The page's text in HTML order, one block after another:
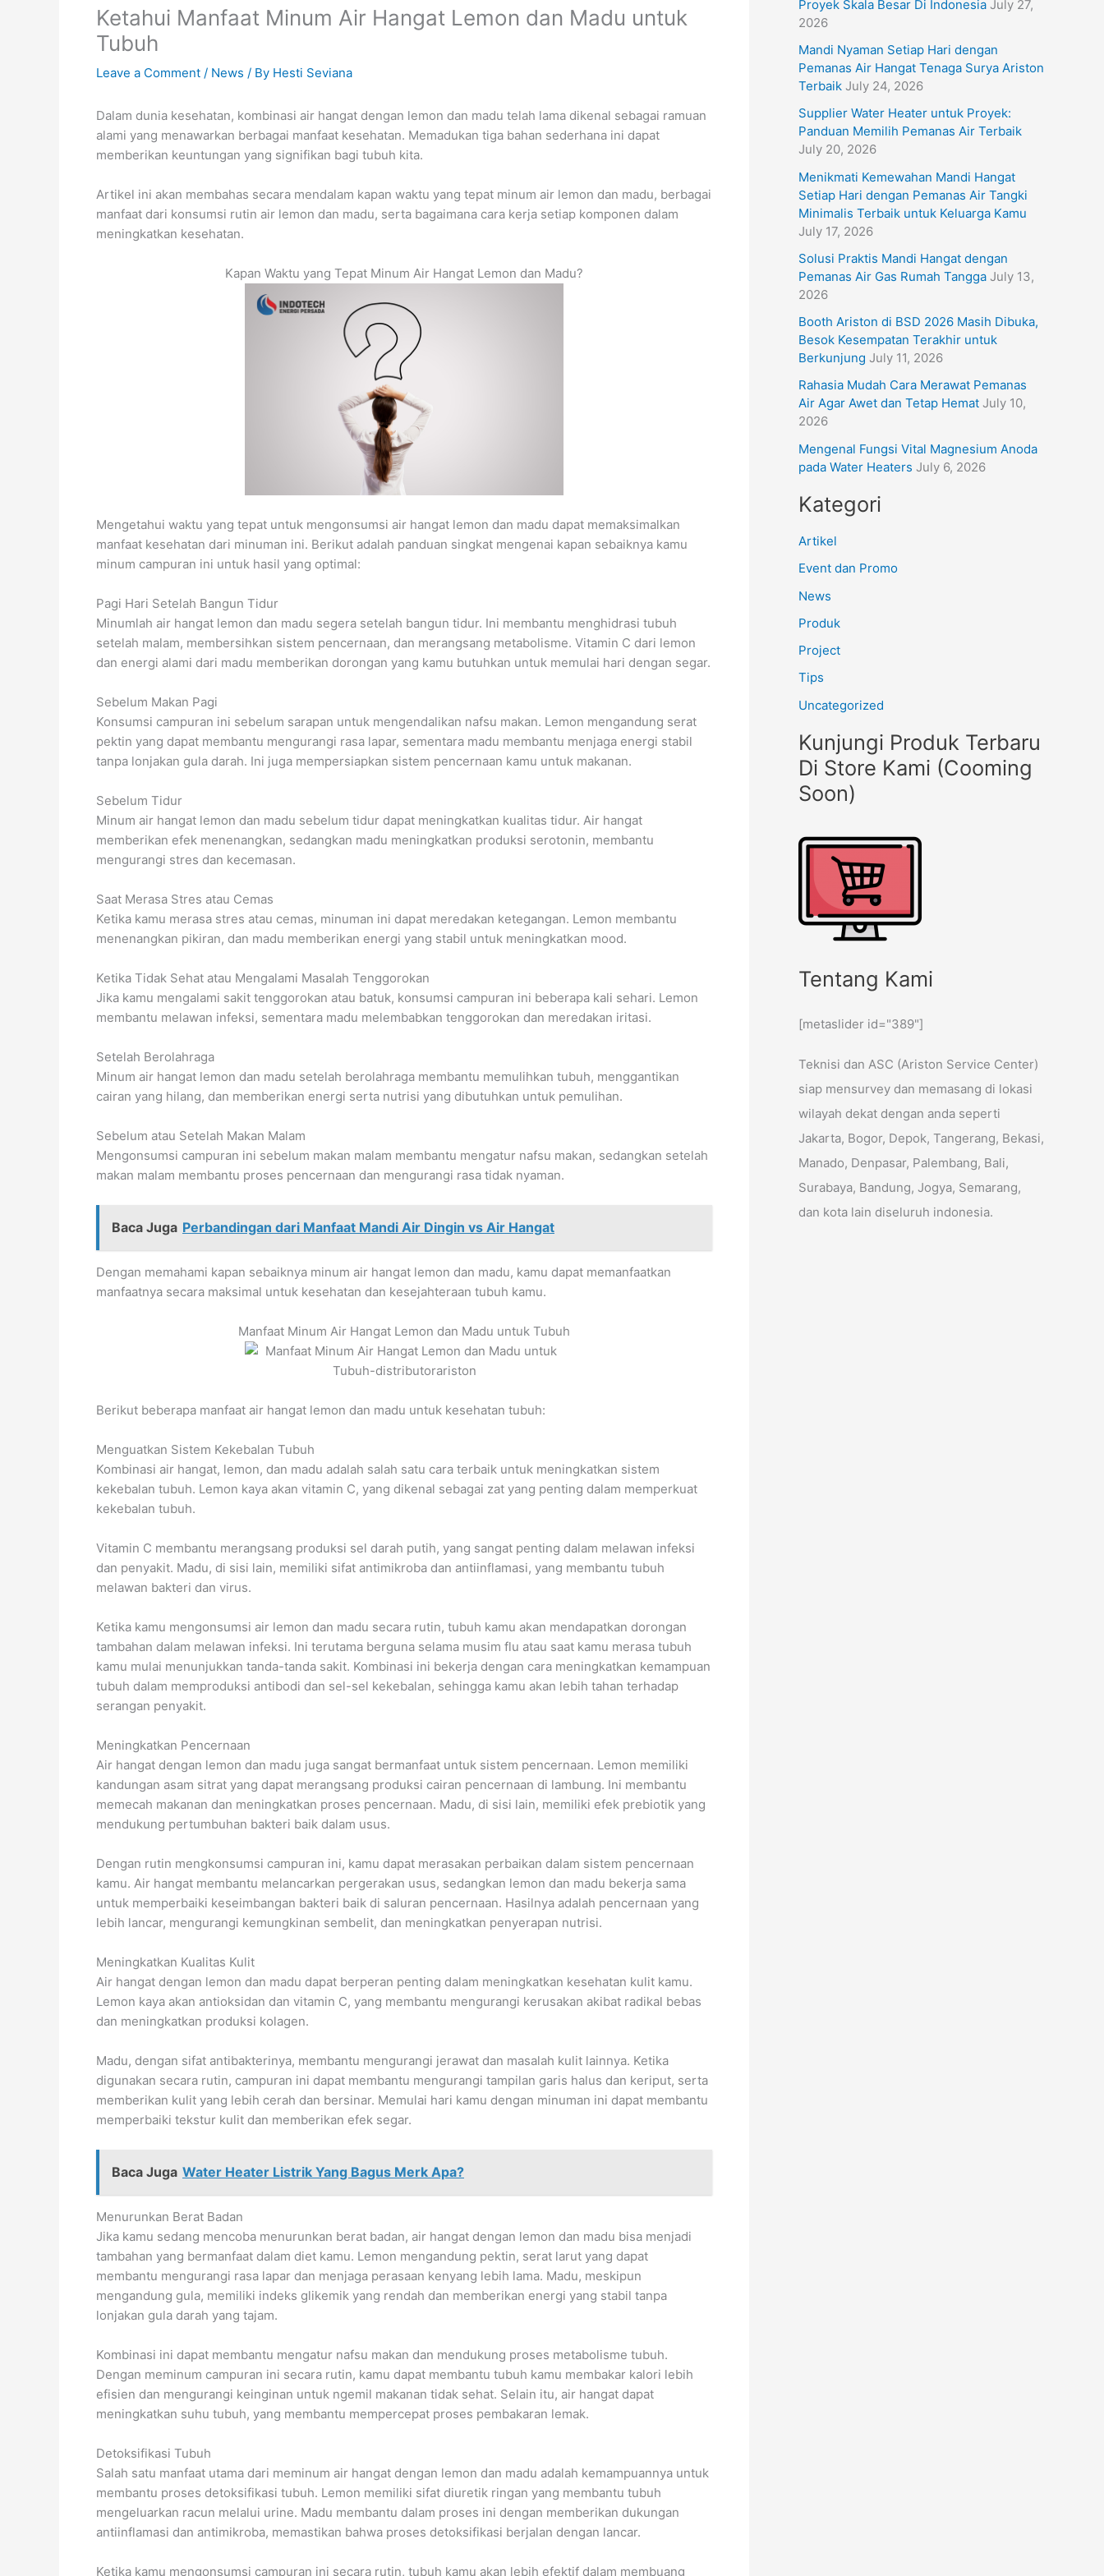
Ketahui Manfaat Minum Air Hangat Lemon dan Madu untuk
Tubuh
Leave a Comment / News / By Hesti Seviana
Dalam dunia kesehatan, kombinasi air hangat dengan lemon dan madu telah lama dikenal sebagai ramuan
alami yang menawarkan berbagai manfaat kesehatan. Memadukan tiga bahan sederhana ini dapat
memberikan keuntungan yang signifikan bagi tubuh kita.
Artikel ini akan membahas secara mendalam kapan waktu yang tepat minum air lemon dan madu, berbagai
manfaat dari konsumsi rutin air lemon dan madu, serta bagaimana cara kerja setiap komponen dalam
meningkatkan kesehatan.
Kapan Waktu yang Tepat Minum Air Hangat Lemon dan Madu?
Mengetahui waktu yang tepat untuk mengonsumsi air hangat lemon dan madu dapat memaksimalkan
manfaat kesehatan dari minuman ini. Berikut adalah panduan singkat mengenai kapan sebaiknya kamu
minum campuran ini untuk hasil yang optimal:
Pagi Hari Setelah Bangun Tidur
Minumlah air hangat lemon dan madu segera setelah bangun tidur. Ini membantu menghidrasi tubuh
setelah malam, membersihkan sistem pencernaan, dan merangsang metabolisme. Vitamin C dari lemon
dan energi alami dari madu memberikan dorongan yang kamu butuhkan untuk memulai hari dengan segar.
Sebelum Makan Pagi
Konsumsi campuran ini sebelum sarapan untuk mengendalikan nafsu makan. Lemon mengandung serat
pektin yang dapat membantu mengurangi rasa lapar, sementara madu membantu menjaga energi stabil
tanpa lonjakan gula darah. Ini juga mempersiapkan sistem pencernaan kamu untuk makanan.
Sebelum Tidur
Minum air hangat lemon dan madu sebelum tidur dapat meningkatkan kualitas tidur. Air hangat
memberikan efek menenangkan, sedangkan madu meningkatkan produksi serotonin, membantu
mengurangi stres dan kecemasan.
Saat Merasa Stres atau Cemas
Ketika kamu merasa stres atau cemas, minuman ini dapat meredakan ketegangan. Lemon membantu
menenangkan pikiran, dan madu memberikan energi yang stabil untuk meningkatkan mood.
Ketika Tidak Sehat atau Mengalami Masalah Tenggorokan
Jika kamu mengalami sakit tenggorokan atau batuk, konsumsi campuran ini beberapa kali sehari. Lemon
membantu melawan infeksi, sementara madu melembabkan tenggorokan dan meredakan iritasi.
Setelah Berolahraga
Minum air hangat lemon dan madu setelah berolahraga membantu memulihkan tubuh, menggantikan
cairan yang hilang, dan memberikan energi serta nutrisi yang dibutuhkan untuk pemulihan.
Sebelum atau Setelah Makan Malam
Mengonsumsi campuran ini sebelum makan malam membantu mengatur nafsu makan, sedangkan setelah
makan malam membantu proses pencernaan dan mengurangi rasa tidak nyaman.
Baca Juga Perbandingan dari Manfaat Mandi Air Dingin vs Air Hangat
Dengan memahami kapan sebaiknya minum air hangat lemon dan madu, kamu dapat memanfaatkan
manfaatnya secara maksimal untuk kesehatan dan kesejahteraan tubuh kamu.
Manfaat Minum Air Hangat Lemon dan Madu untuk Tubuh
Berikut beberapa manfaat air hangat lemon dan madu untuk kesehatan tubuh:
Menguatkan Sistem Kekebalan Tubuh
Kombinasi air hangat, lemon, dan madu adalah salah satu cara terbaik untuk meningkatkan sistem
kekebalan tubuh. Lemon kaya akan vitamin C, yang dikenal sebagai zat yang penting dalam memperkuat
kekebalan tubuh.
Vitamin C membantu merangsang produksi sel darah putih, yang sangat penting dalam melawan infeksi
dan penyakit. Madu, di sisi lain, memiliki sifat antimikroba dan antiinflamasi, yang membantu tubuh
melawan bakteri dan virus.
Ketika kamu mengonsumsi air lemon dan madu secara rutin, tubuh kamu akan mendapatkan dorongan
tambahan dalam melawan infeksi. Ini terutama berguna selama musim flu atau saat kamu merasa tubuh
kamu mulai menunjukkan tanda-tanda sakit. Kombinasi ini bekerja dengan cara meningkatkan kemampuan
tubuh dalam memproduksi antibodi dan sel-sel kekebalan, sehingga kamu akan lebih tahan terhadap
serangan penyakit.
Meningkatkan Pencernaan
Air hangat dengan lemon dan madu juga sangat bermanfaat untuk sistem pencernaan. Lemon memiliki
kandungan asam sitrat yang dapat merangsang produksi cairan pencernaan di lambung. Ini membantu
memecah makanan dan meningkatkan proses pencernaan. Madu, di sisi lain, memiliki efek prebiotik yang
mendukung pertumbuhan bakteri baik dalam usus.
Dengan rutin mengkonsumsi campuran ini, kamu dapat merasakan perbaikan dalam sistem pencernaan
kamu. Air hangat membantu melancarkan pergerakan usus, sedangkan lemon dan madu bekerja sama
untuk memperbaiki keseimbangan bakteri baik di saluran pencernaan. Hasilnya adalah pencernaan yang
lebih lancar, mengurangi kemungkinan sembelit, dan meningkatkan penyerapan nutrisi.
Meningkatkan Kualitas Kulit
Air hangat dengan lemon dan madu dapat berperan penting dalam meningkatkan kesehatan kulit kamu.
Lemon kaya akan antioksidan dan vitamin C, yang membantu mengurangi kerusakan akibat radikal bebas
dan meningkatkan produksi kolagen.
Madu, dengan sifat antibakterinya, membantu mengurangi jerawat dan masalah kulit lainnya. Ketika
digunakan secara rutin, campuran ini dapat membantu mengurangi tampilan garis halus dan keriput, serta
memberikan kulit yang lebih cerah dan bersinar. Memulai hari kamu dengan minuman ini dapat membantu
memperbaiki tekstur kulit dan memberikan efek segar.
Baca Juga Water Heater Listrik Yang Bagus Merk Apa?
Menurunkan Berat Badan
Jika kamu sedang mencoba menurunkan berat badan, air hangat dengan lemon dan madu bisa menjadi
tambahan yang bermanfaat dalam diet kamu. Lemon mengandung pektin, serat larut yang dapat
membantu mengurangi rasa lapar dan menjaga perasaan kenyang lebih lama. Madu, meskipun
mengandung gula, memiliki indeks glikemik yang rendah dan memberikan energi yang stabil tanpa
lonjakan gula darah yang tajam.
Kombinasi ini dapat membantu mengatur nafsu makan dan mendukung proses metabolisme tubuh.
Dengan meminum campuran ini secara rutin, kamu dapat membantu tubuh kamu membakar kalori lebih
efisien dan mengurangi keinginan untuk ngemil makanan tidak sehat. Selain itu, air hangat dapat
meningkatkan suhu tubuh, yang membantu mempercepat proses pembakaran lemak.
Detoksifikasi Tubuh
Salah satu manfaat utama dari meminum air hangat dengan lemon dan madu adalah kemampuannya untuk
membantu proses detoksifikasi tubuh. Lemon memiliki sifat diuretik ringan yang membantu tubuh
mengeluarkan racun melalui urine. Madu membantu dalam proses ini dengan memberikan dukungan
antiinflamasi dan antimikroba, memastikan bahwa proses detoksifikasi berjalan dengan lancar.
Ketika kamu mengonsumsi campuran ini secara rutin, tubuh kamu akan lebih efektif dalam membuang
Proyek Skala Besar Di Indonesia July 27,
2026
Mandi Nyaman Setiap Hari dengan
Pemanas Air Hangat Tenaga Surya Ariston
Terbaik July 24, 2026
Supplier Water Heater untuk Proyek:
Panduan Memilih Pemanas Air Terbaik
July 20, 2026
Menikmati Kemewahan Mandi Hangat
Setiap Hari dengan Pemanas Air Tangki
Minimalis Terbaik untuk Keluarga Kamu
July 17, 2026
Solusi Praktis Mandi Hangat dengan
Pemanas Air Gas Rumah Tangga July 13,
2026
Booth Ariston di BSD 2026 Masih Dibuka,
Besok Kesempatan Terakhir untuk
Berkunjung July 11, 2026
Rahasia Mudah Cara Merawat Pemanas
Air Agar Awet dan Tetap Hemat July 10,
2026
Mengenal Fungsi Vital Magnesium Anoda
pada Water Heaters July 6, 2026
Kategori
Artikel
Event dan Promo
News
Produk
Project
Tips
Uncategorized
Kunjungi Produk Terbaru
Di Store Kami (Cooming
Soon)
Tentang Kami
[metaslider id="389"]
Teknisi dan ASC (Ariston Service Center)
siap mensurvey dan memasang di lokasi
wilayah dekat dengan anda seperti
Jakarta, Bogor, Depok, Tangerang, Bekasi,
Manado, Denpasar, Palembang, Bali,
Surabaya, Bandung, Jogya, Semarang,
dan kota lain diseluruh indonesia.